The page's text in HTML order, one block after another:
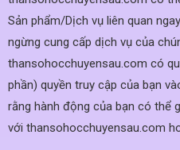
Sản phẩm/Dịch vụ liên quan
ngừng cung cấp dịch vụ của
thansohocchuyensau.com có
phần) quyền truy cập của bạn
rằng hành động của bạn có thể
với thansohocchuyensau.com